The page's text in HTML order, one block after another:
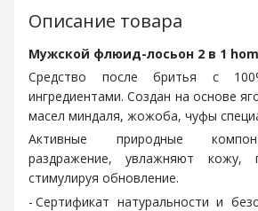
Описание товара
Мужской флюид-лосьон 2 в 1
Средство после бритья с
ингредиентами. Создан на основе
масел миндаля, жожоба, чуфы
Активные природные
раздражение, увлажняют кожу,
стимулируя обновление.
Сертификат натуральности и